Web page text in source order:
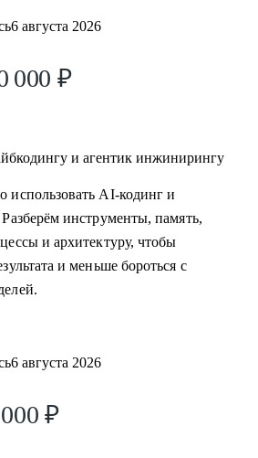
6 августа 2026
000 ₽
и агентик инжинирингу
использовать AI-кодинг и
инструменты, память,
и архитектуру, чтобы
и меньше бороться с
6 августа 2026
₽